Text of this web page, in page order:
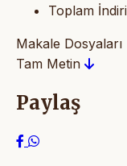
Toplam
Makale Dosyaları
Tam Metin
Paylaş